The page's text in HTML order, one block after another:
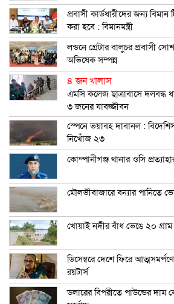
প্রবাসী কার্ডধারীদের জন্য
করা হবে : বিমানমন্ত্রী
লন্ডনে গ্রেটার বালুচর প্রবাসী
অভিষেক সম্পন্ন
৪ জন খালাস
এমসি কলেজ ছাত্রাবাসে দলবদ্ধ
৩ জনের যাবজ্জীবন
স্পেনে ভয়াবহ দাবানল :
নিখোঁজ ২৩
কোম্পানীগঞ্জ থানার ওসি
মৌলভীবাজারে বন্যার পানিতে
খোয়াই নদীর বাঁধ ভেঙে ২০ গ্রাম
ডিসেম্বরে দেশে ফিরে
রয়টার্স
ডলারের বিপরীতে পাউন্ডের দাম